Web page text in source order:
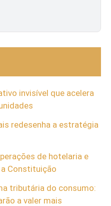
invisível que acelera
redesenha a estratégia
de hotelaria e
Constituição
tributária do consumo:
a valer mais